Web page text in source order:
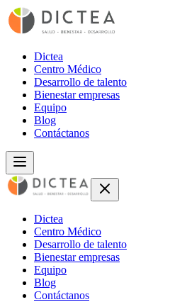
Dictea
Centro Médico
Desarrollo de talento
Bienestar empresas
Equipo
Blog
Contáctanos
Dictea
Centro Médico
Desarrollo de talento
Bienestar empresas
Equipo
Blog
Contáctanos